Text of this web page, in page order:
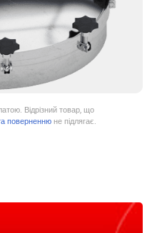
Відрізний товар, що
поверненнюне підлягає.